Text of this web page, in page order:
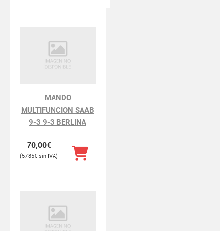
MANDO
MULTIFUNCION SAAB
9-3 9-3 BERLINA
70,00€
57,85€